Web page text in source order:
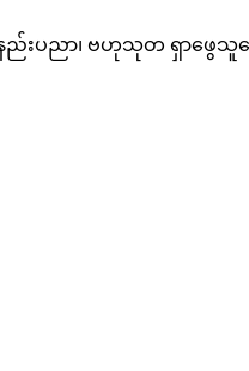
ည်းပညာ၊ ဗဟုသုတ ရှာဖွေသူ